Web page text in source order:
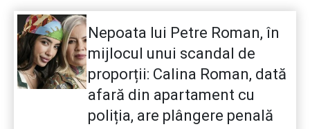
Nepoata lui Petre Roman, în
mijlocul unui scandal de
proporții: Calina Roman, dată
afară din apartament cu
poliția, are plângere penală